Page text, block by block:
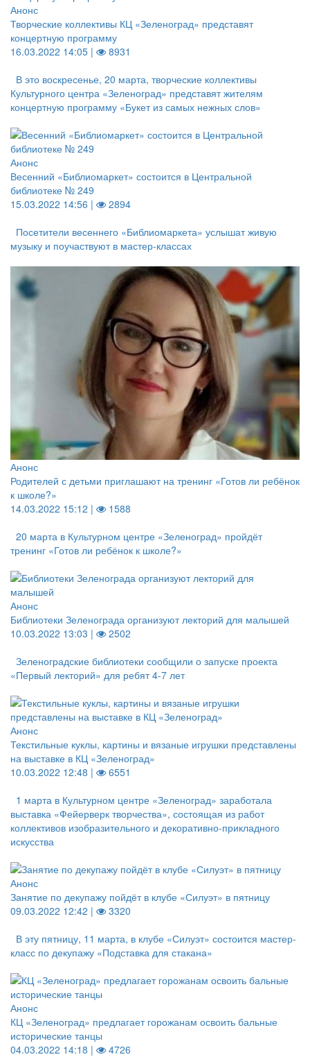
Анонс
Творческие коллективы КЦ «Зеленоград» представят
концертную программу
16.03.2022 14:05 |
8931
В это воскресенье, 20 марта, творческие коллективы
Культурного центра «Зеленоград» представят жителям
концертную программу «Букет из самых нежных слов»
Анонс
Весенний «Библиомаркет» состоится в Центральной
библиотеке № 249
15.03.2022 14:56 |
2894
Посетители весеннего «Библиомаркета» услышат живую
музыку и поучаствуют в мастер-классах
Анонс
Родителей с детьми приглашают на тренинг «Готов ли ребёнок
к школе?»
14.03.2022 15:12 |
1588
20 марта в Культурном центре «Зеленоград» пройдёт
тренинг «Готов ли ребёнок к школе?»
Анонс
Библиотеки Зеленограда организуют лекторий для малышей
10.03.2022 13:03 |
2502
Зеленоградские библиотеки сообщили о запуске проекта
«Первый лекторий» для ребят 4-7 лет
Анонс
Текстильные куклы, картины и вязаные игрушки представлены
на выставке в КЦ «Зеленоград»
10.03.2022 12:48 |
6551
1 марта в Культурном центре «Зеленоград» заработала
выставка «Фейерверк творчества», состоящая из работ
коллективов изобразительного и декоративно-прикладного
искусства
Анонс
Занятие по декупажу пойдёт в клубе «Силуэт» в пятницу
09.03.2022 12:42 |
3320
В эту пятницу, 11 марта, в клубе «Силуэт» состоится мастер-
класс по декупажу «Подставка для стакана»
Анонс
КЦ «Зеленоград» предлагает горожанам освоить бальные
исторические танцы
04.03.2022 14:18 |
4726